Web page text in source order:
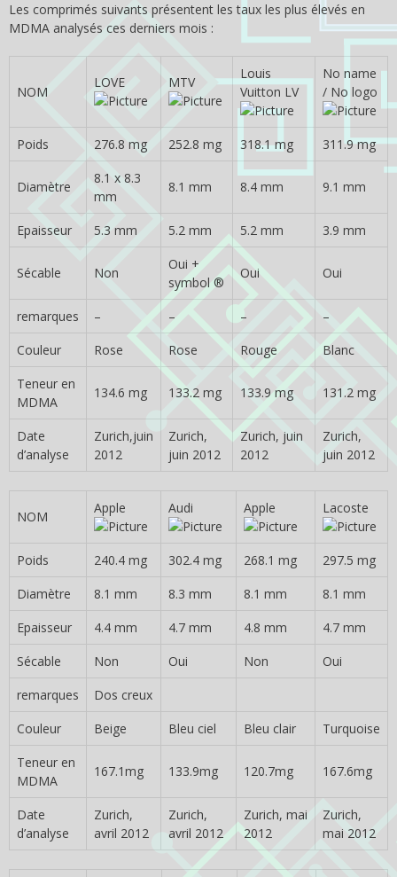
Les comprimés suivants présentent les taux les plus élevés en
MDMA analysés ces derniers mois :
NOM
LOVE MTV
Louis
Vuitton LV
No name
/ No logo
Poids 276.8 mg 252.8 mg 318.1 mg 311.9 mg
Diamètre
8.1 x 8.3
mm
8.1 mm 8.4 mm 9.1 mm
Epaisseur 5.3 mm 5.2 mm 5.2 mm 3.9 mm
Sécable Non
Oui +
symbol ®
Oui Oui
remarques – – –
–
Couleur
Rose Rose Rouge
Blanc
Teneur en
MDMA
134.6 mg 133.2 mg 133.9 mg 131.2 mg
Date
d’analyse
Zurich,juin
2012
Zurich,
juin 2012
Zurich, juin
2012
Zurich,
juin 2012
NOM
Apple Audi Apple Lacoste
Poids 240.4 mg 302.4 mg 268.1 mg
297.5 mg
Diamètre
8.1 mm 8.3 mm 8.1 mm
8.1 mm
Epaisseur
4.4 mm 4.7 mm 4.8 mm
4.7 mm
Sécable
Non Oui Non
Oui
remarques
Dos creux
Couleur
Beige Bleu ciel Bleu clair
Turquoise
Teneur en
MDMA
167.1mg 133.9mg 120.7mg 167.6mg
Date
d’analyse
Zurich,
avril 2012
Zurich,
avril 2012
Zurich, mai
2012
Zurich,
mai 2012